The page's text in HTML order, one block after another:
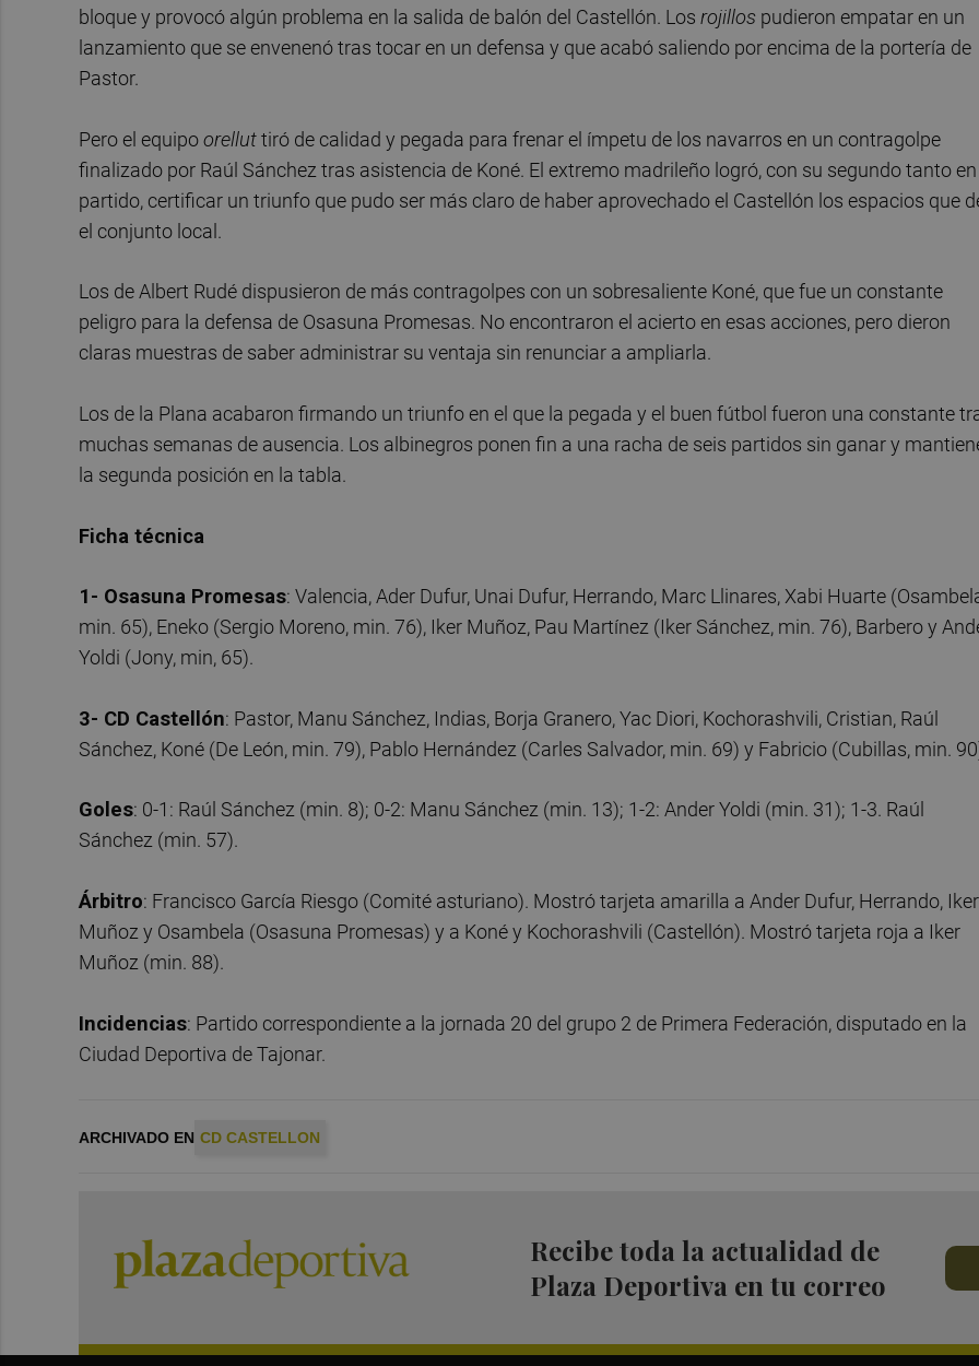
bloque y provocó algún problema en la salida de balón del Castellón. Los rojillos pudieron empatar en un
lanzamiento que se envenenó tras tocar en un defensa y que acabó saliendo por encima de la portería de
Pastor.
Pero el equipoorelluttiró de calidad y pegada para frenar el ímpetu de los navarros en un contragolpe
finalizado por Raúl Sánchez tras asistencia de Koné. El extremo madrileño logró, con su segundo tanto en
partido, certificar un triunfo que pudo ser más claro de haber aprovechado el Castellón los espacios que
el conjunto local.
Los de Albert Rudé dispusieron de más contragolpes con un sobresaliente Koné, que fue un constante
peligro para la defensa de Osasuna Promesas. No encontraron el acierto en esas acciones, pero dieron
claras muestras de saber administrar su ventaja sin renunciar a ampliarla.
Los de la Plana acabaron firmando un triunfo en el que la pegada y el buen fútbol fueron una constante
muchas semanas de ausencia. Los albinegros ponen fin a una racha de seis partidos sin ganar y
la segunda posición en la tabla.
Ficha técnica
1- Osasuna Promesas: Valencia, Ader Dufur, Unai Dufur, Herrando, Marc Llinares, Xabi Huarte
min. 65), Eneko (Sergio Moreno, min. 76), Iker Muñoz, Pau Martínez (Iker Sánchez, min. 76), Barbero y
Yoldi (Jony, min, 65).
3- CD Castellón: Pastor, Manu Sánchez, Indias, Borja Granero, Yac Diori, Kochorashvili, Cristian, Raúl
Sánchez, Koné (De León, min. 79), Pablo Hernández (Carles Salvador, min. 69) y Fabricio (Cubillas, min.
Goles: 0-1: Raúl Sánchez (min. 8); 0-2: Manu Sánchez (min. 13); 1-2: Ander Yoldi (min. 31); 1-3. Raúl
Sánchez (min. 57).
Árbitro: Francisco García Riesgo (Comité asturiano). Mostró tarjeta amarilla a Ander Dufur, Herrando, Iker
Muñoz y Osambela (Osasuna Promesas) y a Koné y Kochorashvili (Castellón). Mostró tarjeta roja a Iker
Muñoz (min. 88).
Incidencias: Partido correspondiente a la jornada 20 del grupo 2 de Primera Federación, disputado en la
Ciudad Deportiva de Tajonar.
ARCHIVADO EN CD CASTELLON
Recibe toda la actualidad de
Plaza Deportiva en tu correo